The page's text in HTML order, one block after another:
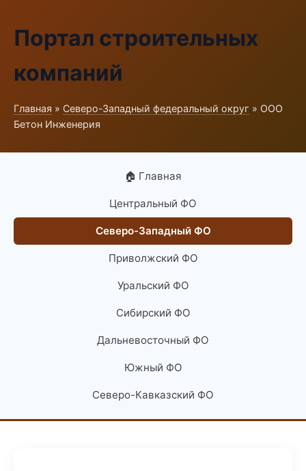
Портал строительных
компаний
Главная » Северо-Западный федеральный округ » ООО
Бетон Инженерия
🏠 Главная
Центральный ФО
Северо-Западный ФО
Приволжский ФО
Уральский ФО
Сибирский ФО
Дальневосточный ФО
Южный ФО
Северо-Кавказский ФО